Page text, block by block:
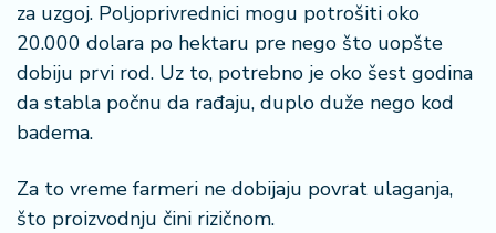
za uzgoj. Poljoprivrednici mogu potrošiti oko
20.000 dolara po hektaru pre nego što uopšte
dobiju prvi rod. Uz to, potrebno je oko šest godina
da stabla počnu da rađaju, duplo duže nego kod
badema.
Za to vreme farmeri ne dobijaju povrat ulaganja,
što proizvodnju čini rizičnom.